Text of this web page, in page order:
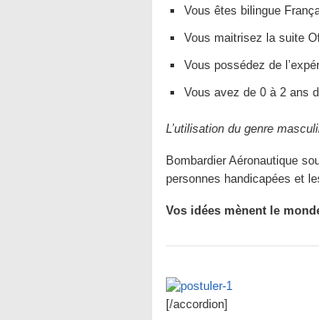
Vous êtes bilingue
Vous maitrisez la suite
Vous possédez de
Vous avez de 0 à 2 ans
L’utilisation du genre
Bombardier Aéronautique
personnes handicapées et
Vos idées mènent le
[/accordion]